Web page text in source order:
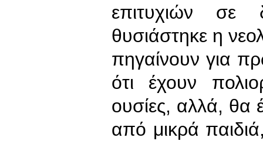
επιτυχιών σε
θυσιάστηκε η
πηγαίνουν για
ότι έχουν
ουσίες, αλλά, θα
από μικρά